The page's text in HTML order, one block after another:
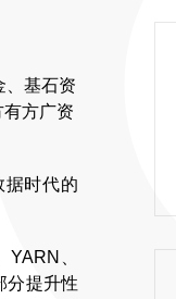
、基石资
方广资
时代的
、
分提升性